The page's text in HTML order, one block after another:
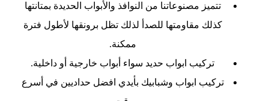
تتميز مصنوعاتنا من النوافذ والأبواب الحديدة بمتانتها
كذلك مقاومتها للصدأ لذلك تظل برونقها لأطول فترة
ممكنة.
تركيب ابواب حديد سواء أبواب خارجية أو داخلية.
تركيب ابواب وشبابيك بأيدي افضل حداديين في أسرع